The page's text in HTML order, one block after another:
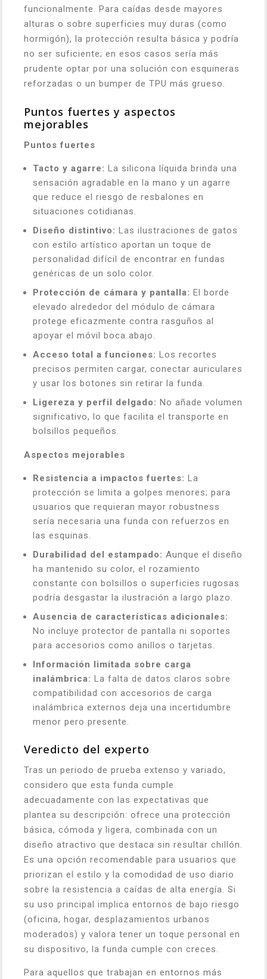
funcionalmente. Para caídas desde mayores
alturas o sobre superficies muy duras (como
hormigón), la protección resulta básica y podría
no ser suficiente; en esos casos sería más
prudente optar por una solución con esquineras
reforzadas o un bumper de TPU más grueso.
Puntos fuertes y aspectos
mejorables
Puntos fuertes
Tacto y agarre: La silicona líquida brinda una
sensación agradable en la mano y un agarre
que reduce el riesgo de resbalones en
situaciones cotidianas.
Diseño distintivo: Las ilustraciones de gatos
con estilo artístico aportan un toque de
personalidad difícil de encontrar en fundas
genéricas de un solo color.
Protección de cámara y pantalla: El borde
elevado alrededor del módulo de cámara
protege eficazmente contra rasguños al
apoyar el móvil boca abajo.
Acceso total a funciones: Los recortes
precisos permiten cargar, conectar auriculares
y usar los botones sin retirar la funda.
Ligereza y perfil delgado: No añade volumen
significativo, lo que facilita el transporte en
bolsillos pequeños.
Aspectos mejorables
Resistencia a impactos fuertes: La
protección se limita a golpes menores; para
usuarios que requieran mayor robustness
sería necesaria una funda con refuerzos en
las esquinas.
Durabilidad del estampado: Aunque el diseño
ha mantenido su color, el rozamiento
constante con bolsillos o superficies rugosas
podría desgastar la ilustración a largo plazo.
Ausencia de características adicionales:
No incluye protector de pantalla ni soportes
para accesorios como anillos o tarjetas.
Información limitada sobre carga
inalámbrica: La falta de datos claros sobre
compatibilidad con accesorios de carga
inalámbrica externos deja una incertidumbre
menor pero presente.
Veredicto del experto
Tras un periodo de prueba extenso y variado,
considero que esta funda cumple
adecuadamente con las expectativas que
plantea su descripción: ofrece una protección
básica, cómoda y ligera, combinada con un
diseño atractivo que destaca sin resultar chillón.
Es una opción recomendable para usuarios que
priorizan el estilo y la comodidad de uso diario
sobre la resistencia a caídas de alta energía. Si
su uso principal implica entornos de bajo riesgo
(oficina, hogar, desplazamientos urbanos
moderados) y valora tener un toque personal en
su dispositivo, la funda cumple con creces.
Para aquellos que trabajan en entornos más